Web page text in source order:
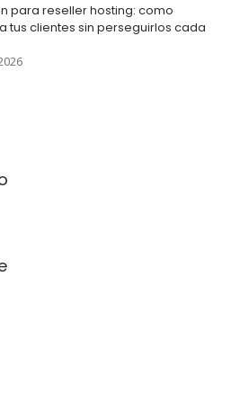
para reseller hosting: como
tus clientes sin perseguirlos cada